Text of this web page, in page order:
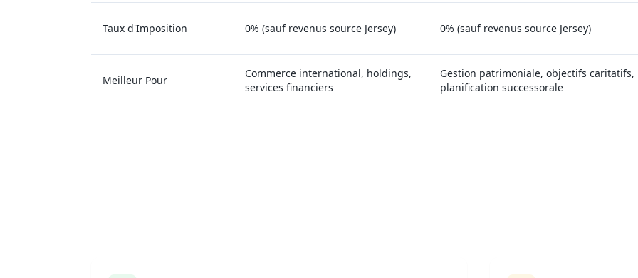
Taux d'Imposition 0% (sauf revenus source Jersey) 0% (sauf revenus source Jersey)
Meilleur Pour
Commerce international, holdings,
services financiers
Gestion patrimoniale, objectifs caritatifs,
planification successorale